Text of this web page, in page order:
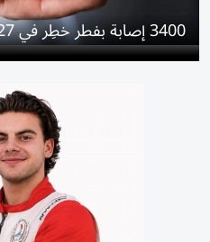
3400 إصابة بفطر خطِر في 27 ولاية أمريكية